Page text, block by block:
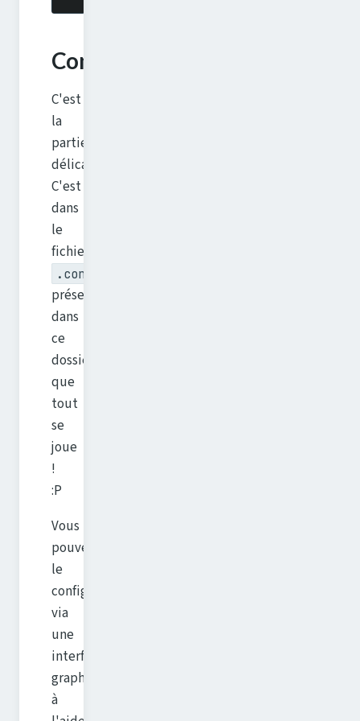
Configuration
C'est
la
partie
délicate.
C'est
dans
le
fichier
.config
présent
dans
ce
dossier
que
tout
se
joue
!
:P
Vous
pouvez
le
configurer
via
une
interface
graphique
à